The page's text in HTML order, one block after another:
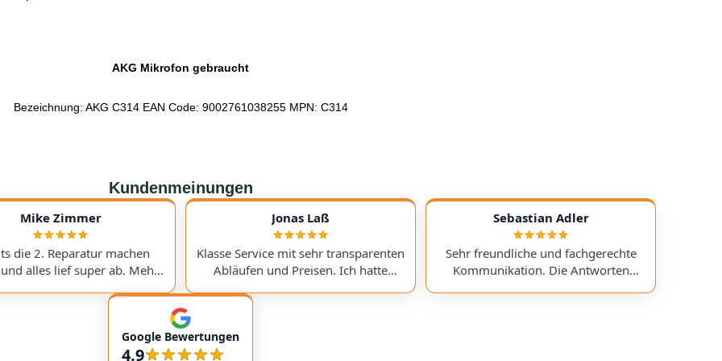
AKG Mikrofon gebraucht
Bezeichnung: AKG C314 EAN Code: 9002761038255 MPN: C314
Kundenmeinungen
Mike Zimmer
die 2. Reparatur machen
alles lief super ab. Mehr
Hoffentlich nicht , aber
repair done here, and
went perfectly. The prices
Jonas Laß
Klasse Service mit sehr transparenten
Abläufen und Preisen. Ich hatte
hingeschickt. Beim Warten auf ein
genauestens informiert. Jederzeit
wieder! Excellent service with very
Sebastian Adler
Sehr freundliche und fachgerechte
Kommunikation. Die Antworten
Google Bewertungen
4.9